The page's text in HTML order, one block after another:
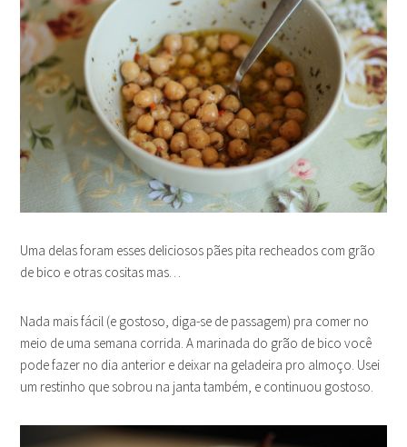
Uma delas foram esses deliciosos pães pita recheados com grão
de bico e otras cositas mas…
Nada mais fácil (e gostoso, diga-se de passagem) pra comer no
meio de uma semana corrida. A marinada do grão de bico você
pode fazer no dia anterior e deixar na geladeira pro almoço. Usei
um restinho que sobrou na janta também, e continuou gostoso.